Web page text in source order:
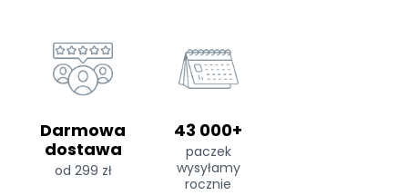
Darmowa
dostawa
od 299 zł
43 000+
paczek
wysyłamy
rocznie